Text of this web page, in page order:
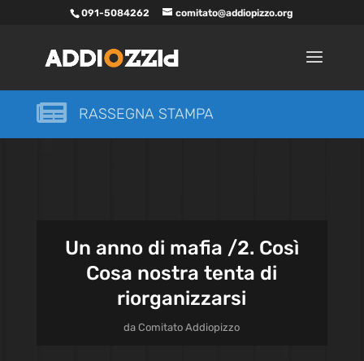
091-5084262 comitato@addiopizzo.org
 RASSEGNA STAMPA
Un anno di mafia /2. Così
Cosa nostra tenta di
riorganizzarsi
daComitato Addiopizzo